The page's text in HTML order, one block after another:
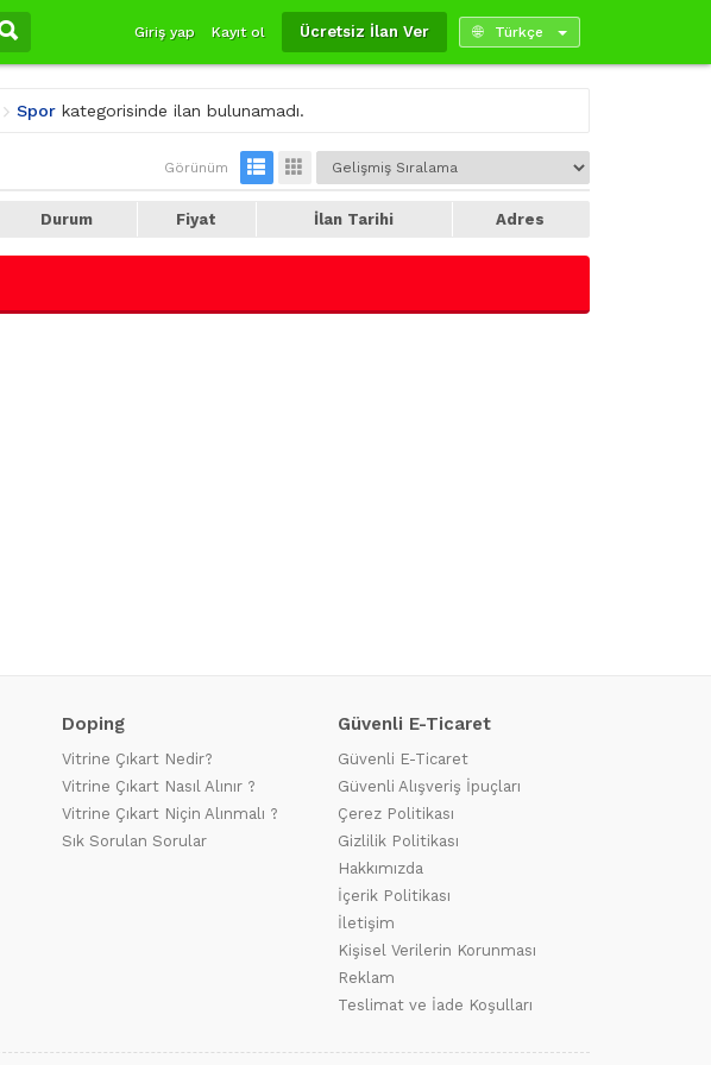
Giriş yap Kayıt ol Ücretsiz İlan Ver Türkçe
Spor kategorisinde ilan bulunamadı.
Görünüm
Durum Fiyat İlan Tarihi Adres
Doping
Vitrine Çıkart Nedir?
Vitrine Çıkart Nasıl Alınır ?
Vitrine Çıkart Niçin Alınmalı ?
Sık Sorulan Sorular
Güvenli E-Ticaret
Güvenli E-Ticaret
Güvenli Alışveriş İpuçları
Çerez Politikası
Gizlilik Politikası
Hakkımızda
İçerik Politikası
İletişim
Kişisel Verilerin Korunması
Reklam
Teslimat ve İade Koşulları